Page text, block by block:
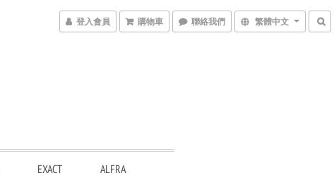
登入會員 購物車 聯絡我們 繁體中文
EXACT
ALFRA